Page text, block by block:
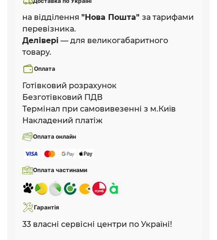
на відділення "Нова Пошта" за тарифами
перевізника.
Делівері — для великогабаритного
товару.
Оплата
Готівковий розрахунок
Безготівковий ПДВ
Термінал при самовивезенні з м.Київ
Накладений платіж
Оплата онлайн
Оплата частинами
Гарантія
33 власні сервісні центри по Україні!